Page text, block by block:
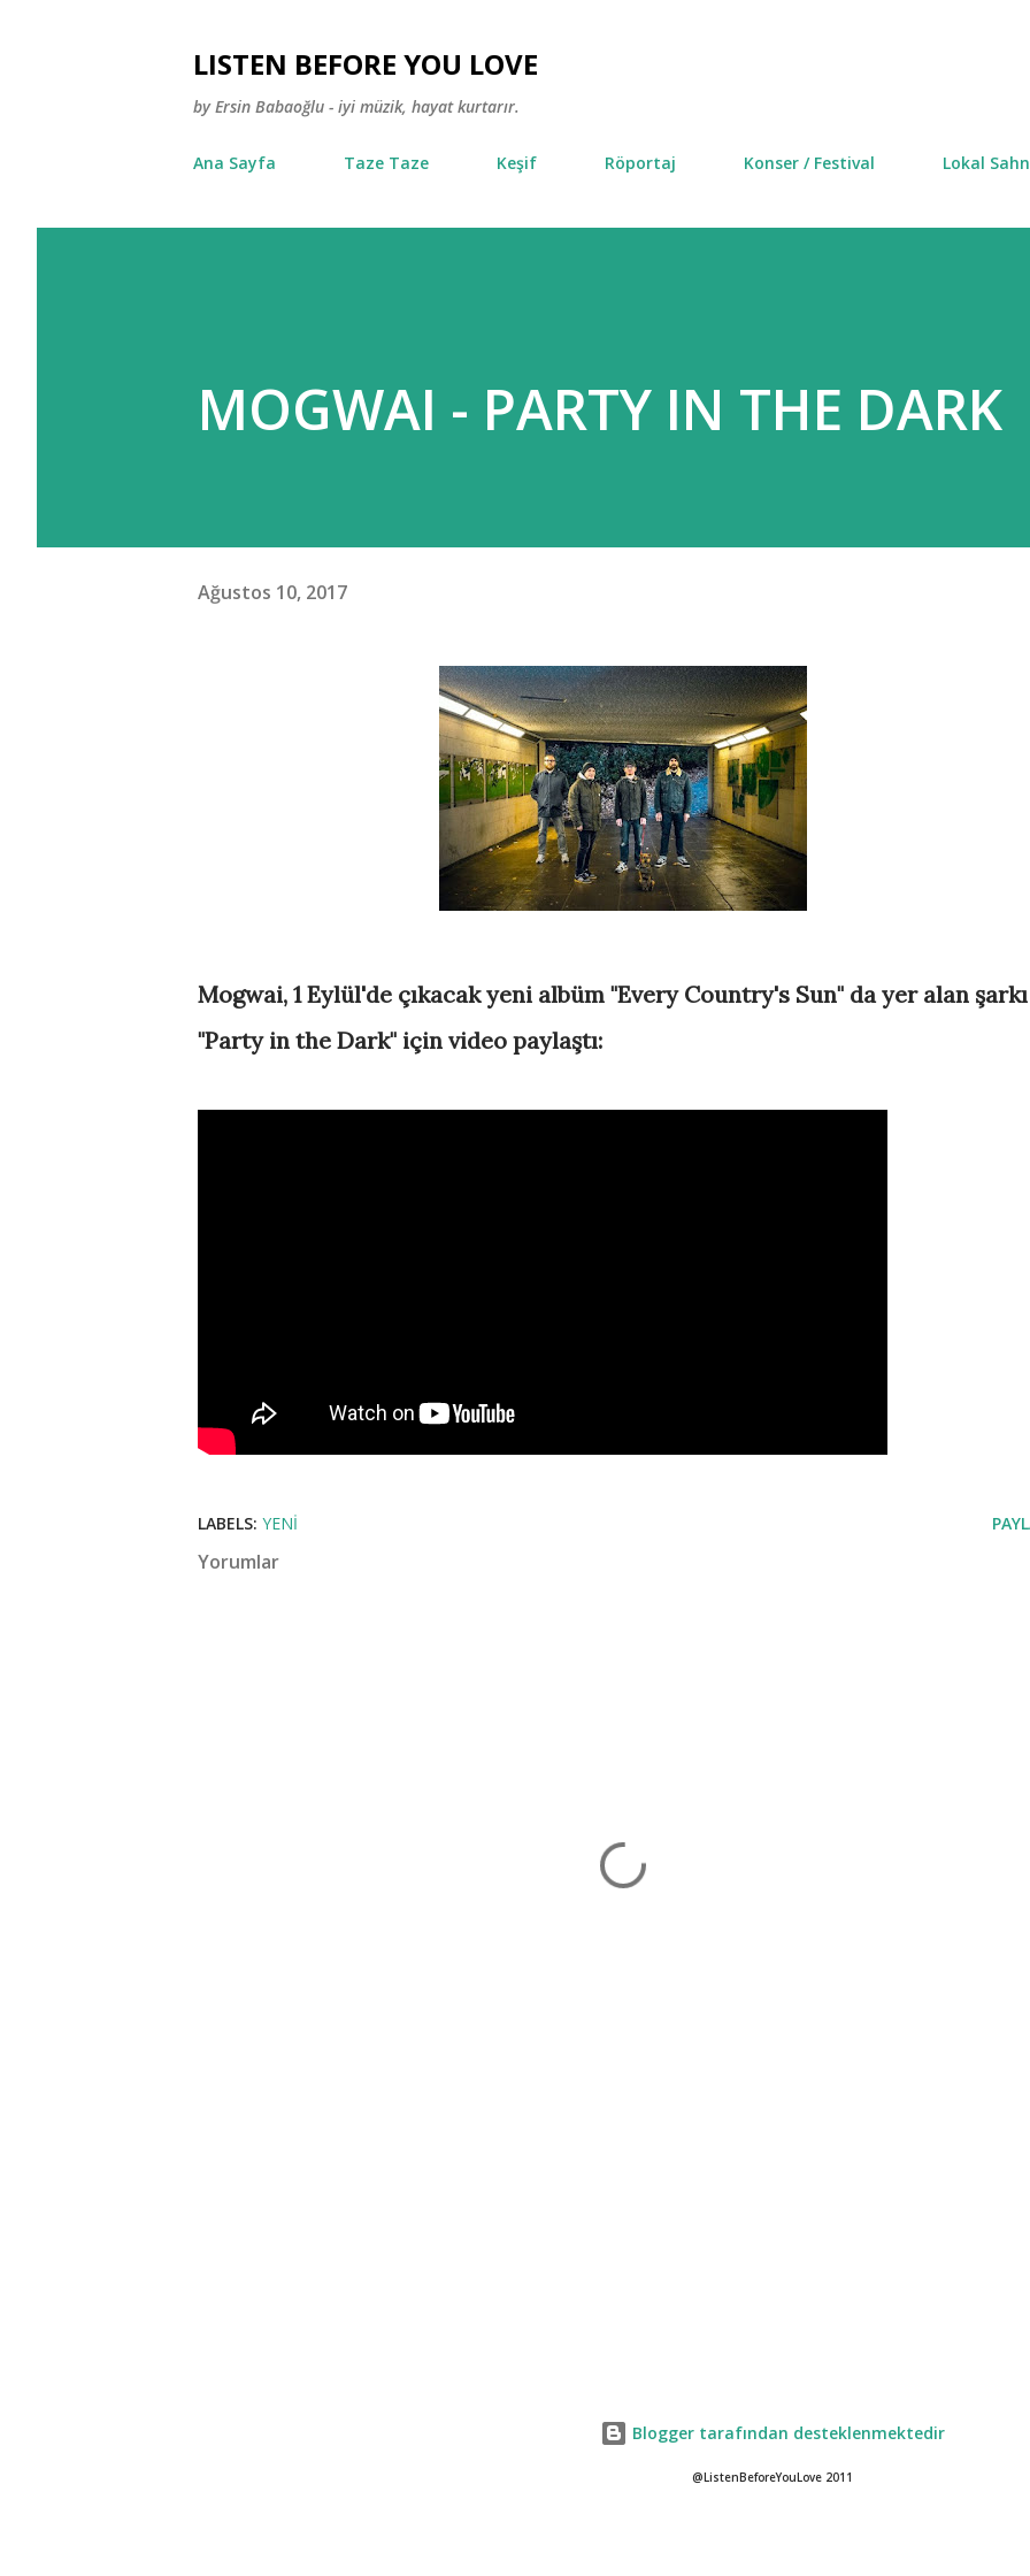
LISTEN BEFORE YOU LOVE
by Ersin Babaoğlu - iyi müzik, hayat kurtarır.
Ana Sayfa Taze Taze Keşif Röportaj Konser / Festival Lokal
MOGWAI - PARTY IN THE DARK
Ağustos 10, 2017
Mogwai, 1 Eylül'de çıkacak yeni albüm "Every Country's Sun" da yer alan şarkı
"Party in the Dark" için video paylaştı:
LABELS: YENI
Yorumlar
Blogger tarafından desteklenmektedir
@ListenBeforeYouLove 2011